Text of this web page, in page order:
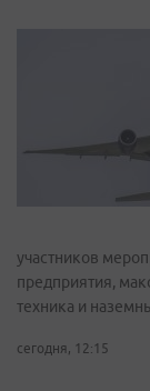
участников
предприятия,
техника и
сегодня, 12:15